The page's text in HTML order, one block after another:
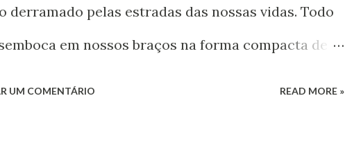
derramado pelas estradas das nossas vidas. Todo
em nossos braços na forma compacta de
UM COMENTÁRIO READ MORE »